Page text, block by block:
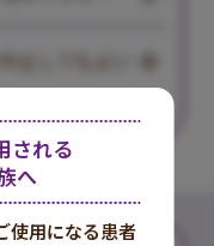
止してもよい
される
へ
使用になる患者